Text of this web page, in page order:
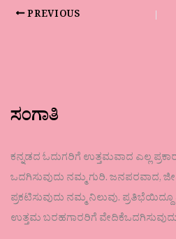
PREVIOUS
ಸಂಗಾತಿ
ಕನ್ನಡದ ಓದುಗರಿಗೆ ಉತ್ತಮವಾದ ಎಲ್ಲ
ಒದಗಿಸುವುದು ನಮ್ಮ ಗುರಿ. ಜನಪರವಾದ,
ಪ್ರಕಟಿಸುವುದು ನಮ್ಮ ನಿಲುವು.
ಉತ್ತಮ ಬರಹಗಾರರಿಗೆ